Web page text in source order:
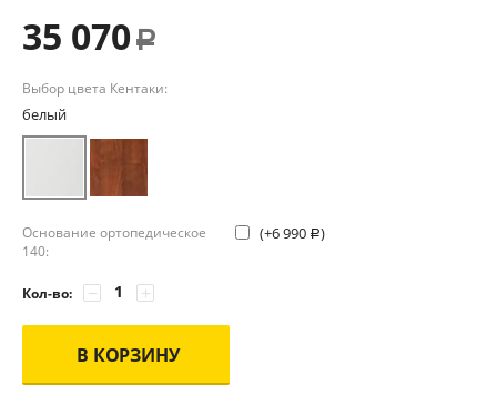
35 070 Р
Выбор цвета Кентаки:
белый
Основание ортопедическое
140:
(+6 990 Р)
Кол-во: +
−
В КОРЗИНУ